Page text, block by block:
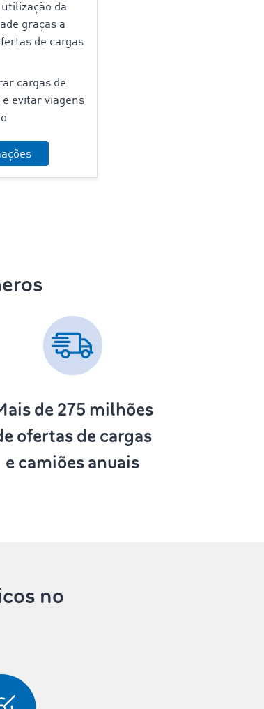
da
graças a
de cargas
cargas de
evitar viagens
de 275 milhões
ofertas de cargas
e camiões anuais
no